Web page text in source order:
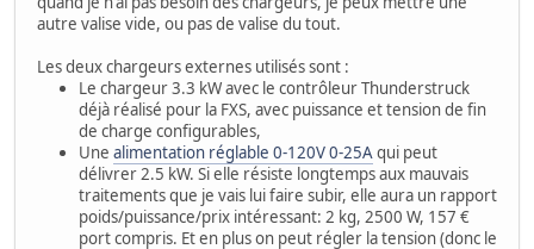
autre valise vide, ou pas de valise du tout.
Les deux chargeurs externes utilisés sont :
Le chargeur 3.3 kW avec le contrôleur Thunderstruck
déjà réalisé pour la FXS, avec puissance et tension de fin
de charge configurables,
Une alimentation réglable 0-120V 0-25Aqui peut
délivrer 2.5 kW. Si elle résiste longtemps aux mauvais
traitements que je vais lui faire subir, elle aura un rapport
poids/puissance/prix intéressant: 2 kg, 2500 W, 157 €
port compris. Et en plus on peut régler la tension (donc le